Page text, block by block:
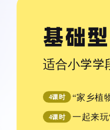
基础
适合小学学
4课时 “家乡植
4课时 一起来